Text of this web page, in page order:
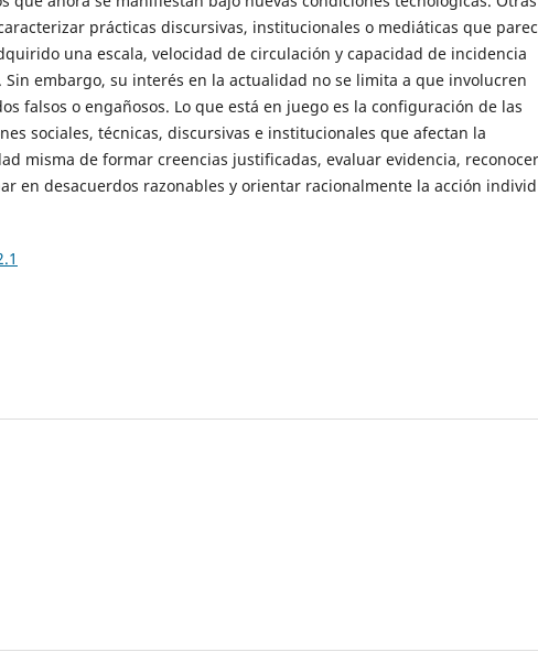
prácticas discursivas, institucionales o mediáticas que
una escala, velocidad de circulación y capacidad de incidencia
Sin embargo, su interés en la actualidad no se limita a que involucren
falsos o engañosos. Lo que está en juego es la configuración de las
sociales, técnicas, discursivas e institucionales que afectan la
misma de formar creencias justificadas, evaluar evidencia,
en desacuerdos razonables y orientar racionalmente la acción